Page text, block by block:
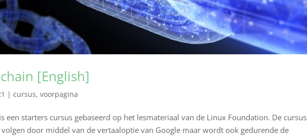
[English]
|cursus,voorpagina
een starters cursus gebaseerd op het lesmateriaal van de Linux Foundation. De cursus
door middel van de vertaaloptie van Google maar wordt ook gedurende de